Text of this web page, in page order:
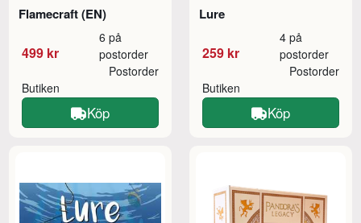
Flamecraft (EN)
499 kr
6 på
postorder
Butiken
Postorder
Köp
Lure
259 kr
4 på
postorder
Butiken
Postorder
Köp